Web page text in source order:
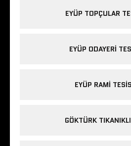
EYÜP TOPÇULAR
EYÜP ODAYERI
EYÜP RAMI
GÖKTÜRK